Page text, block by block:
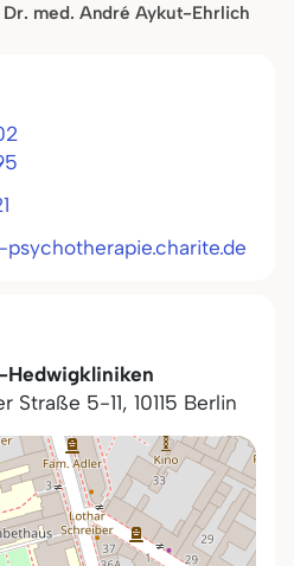
Dr. med. André Aykut-Ehrlich
Straße 5-11, 10115 Berlin